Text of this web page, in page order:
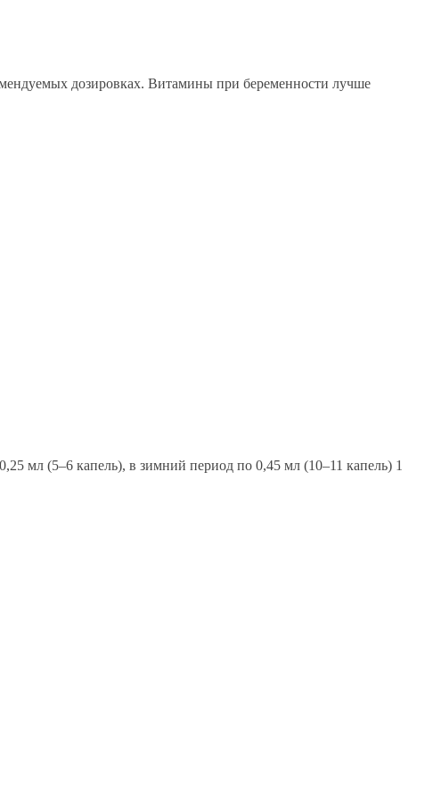
дозировках. Витамины при беременности лучше
мл (5–6 капель), в зимний период по 0,45 мл (10–11 капель) 1